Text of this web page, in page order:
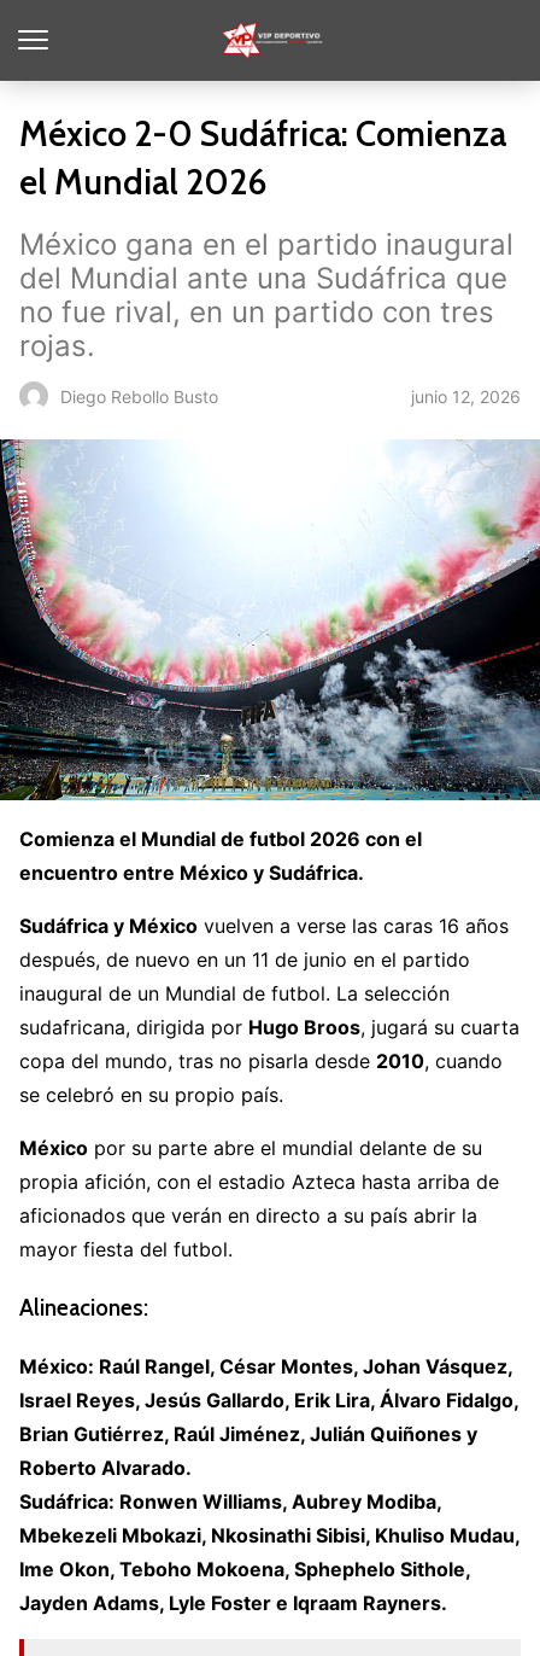
México 2-0 Sudáfrica: Comienza
el Mundial 2026
México gana en el partido inaugural
del Mundial ante una Sudáfrica que
no fue rival, en un partido con tres
rojas.
Diego Rebollo Busto junio 12, 2026
Comienza el Mundial de futbol 2026 con el
encuentro entre México y Sudáfrica.
Sudáfrica y México vuelven a verse las caras 16 años
después, de nuevo en un 11 de junio en el partido
inaugural de un Mundial de futbol. La selección
sudafricana, dirigida por Hugo Broos, jugará su cuarta
copa del mundo, tras no pisarla desde 2010, cuando
se celebró en su propio país.
México por su parte abre el mundial delante de su
propia afición, con el estadio Azteca hasta arriba de
aficionados que verán en directo a su país abrir la
mayor fiesta del futbol.
Alineaciones:
México: Raúl Rangel, César Montes, Johan Vásquez,
Israel Reyes, Jesús Gallardo, Erik Lira, Álvaro Fidalgo,
Brian Gutiérrez, Raúl Jiménez, Julián Quiñones y
Roberto Alvarado.
Sudáfrica: Ronwen Williams, Aubrey Modiba,
Mbekezeli Mbokazi, Nkosinathi Sibisi, Khuliso Mudau,
Ime Okon, Teboho Mokoena, Sphephelo Sithole,
Jayden Adams, Lyle Foster e Iqraam Rayners.